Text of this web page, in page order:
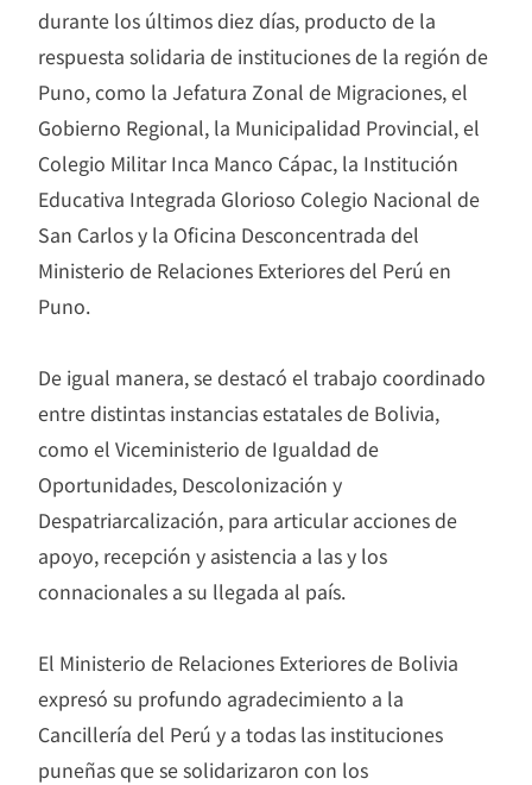
durante los últimos diez días, producto de la
respuesta solidaria de instituciones de la región de
Puno, como la Jefatura Zonal de Migraciones, el
Gobierno Regional, la Municipalidad Provincial, el
Colegio Militar Inca Manco Cápac, la Institución
Educativa Integrada Glorioso Colegio Nacional de
San Carlos y la Oficina Desconcentrada del
Ministerio de Relaciones Exteriores del Perú en
Puno.
De igual manera, se destacó el trabajo coordinado
entre distintas instancias estatales de Bolivia,
como el Viceministerio de Igualdad de
Oportunidades, Descolonización y
Despatriarcalización, para articular acciones de
apoyo, recepción y asistencia a las y los
connacionales a su llegada al país.
El Ministerio de Relaciones Exteriores de Bolivia
expresó su profundo agradecimiento a la
Cancillería del Perú y a todas las instituciones
puneñas que se solidarizaron con los